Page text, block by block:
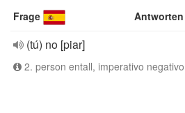
Frage Antworten
(tú) no [piar]
2. person entall, imperativo negativo